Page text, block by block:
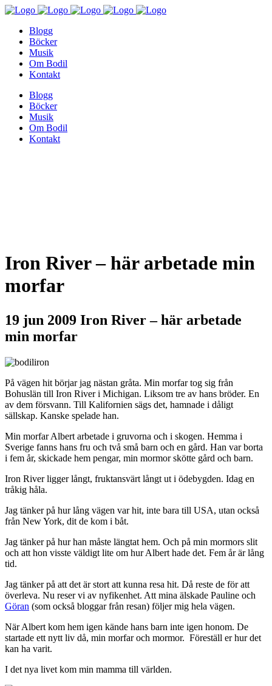
Blogg
Böcker
Musik
Om Bodil
Kontakt
Blogg
Böcker
Musik
Om Bodil
Kontakt
Iron River – här arbetade min
morfar
19 jun 2009 Iron River – här arbetade
min morfar
På vägen hit börjar jag nästan gråta. Min morfar tog sig från
Bohuslän till Iron River i Michigan. Liksom tre av hans bröder. En
av dem försvann. Till Kalifornien sägs det, hamnade i dåligt
sällskap. Kanske spelade han.
Min morfar Albert arbetade i gruvorna och i skogen. Hemma i
Sverige fanns hans fru och två små barn och en gård. Han var borta
i fem år, skickade hem pengar, min mormor skötte gård och barn.
Iron River ligger långt, fruktansvärt långt ut i ödebygden. Idag en
tråkig håla.
Jag tänker på hur lång vägen var hit, inte bara till USA, utan också
från New York, dit de kom i båt.
Jag tänker på hur han måste längtat hem. Och på min mormors slit
och att hon visste väldigt lite om hur Albert hade det. Fem år är lång
tid.
Jag tänker på att det är stort att kunna resa hit. Då reste de för att
överleva. Nu reser vi av nyfikenhet. Att mina älskade Pauline och
Göran (som också bloggar från resan) följer mig hela vägen.
När Albert kom hem igen kände hans barn inte igen honom. De
startade ett nytt liv då, min morfar och mormor. Föreställ er hur det
kan ha varit.
I det nya livet kom min mamma till världen.